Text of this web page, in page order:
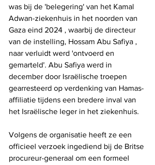
was bij de 'belegering' van het Kamal
Adwan-ziekenhuis in het noorden van
Gaza eind 2024 , waarbij de directeur
van de instelling, Hossam Abu Safiya ,
naar verluidt werd 'ontvoerd en
gemarteld'. Abu Safiya werd in
december door Israëlische troepen
gearresteerd op verdenking van Hamas-
affiliatie tijdens een bredere inval van
het Israëlische leger in het ziekenhuis.
Volgens de organisatie heeft ze een
officieel verzoek ingediend bij de Britse
procureur-generaal om een ​​formeel